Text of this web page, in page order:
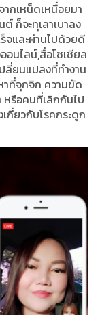
กเหน็ดเหนื่อยมา
ก็จะทุเลาเบาลง
จและผ่านไปด้วยดี
อนไลน์,สื่อโซเชียล
ลี่ยนแปลงที่ทำงาน
ที่จุกจิก ความขัด
รือคนที่เลิกกันไป
ยวกับโรคกระดูก